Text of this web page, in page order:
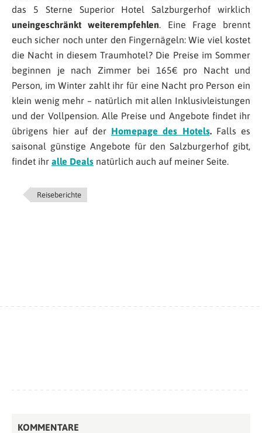
das 5 Sterne Superior Hotel Salzburgerhof wirklich
uneingeschränkt weiterempfehlen. Eine Frage brennt
euch sicher noch unter den Fingernägeln: Wie viel kostet
die Nacht in diesem Traumhotel? Die Preise im Sommer
beginnen je nach Zimmer bei 165€ pro Nacht und
Person, im Winter zahlt ihr für eine Nacht pro Person ein
klein wenig mehr – natürlich mit allen Inklusivleistungen
und der Vollpension. Alle Preise und Angebote findet ihr
übrigens hier auf der Homepage des Hotels. Falls es
saisonal günstige Angebote für den Salzburgerhof gibt,
findet ihr alle Deals natürlich auch auf meiner Seite.
Reiseberichte
KOMMENTARE